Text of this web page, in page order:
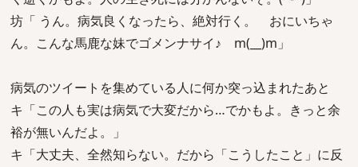
坊「 うん。病気良くなったら、絶対行く。 おにいちゃ
ん。こんな馬鹿な妹でゴメンナサイ♪ m(__)m」
病気のツイートを集めている人に何か突っ込まれたあと
キ「この人も実は病気で大変だから…でかもよ。きっと余
裕が無いんだよ。」
キ「大丈夫、全然知らない。だから「こうしたこと」に反